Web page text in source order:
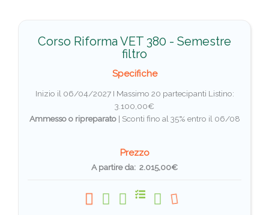
Corso Riforma VET 380 - Semestre
filtro
Specifiche
Inizio il 06/04/2027 I Massimo 20 partecipanti Listino:
3.100,00€
Ammesso o ripreparato| Sconti fino al 35% entro il 06/08
Prezzo
A partire da: 2.015,00€